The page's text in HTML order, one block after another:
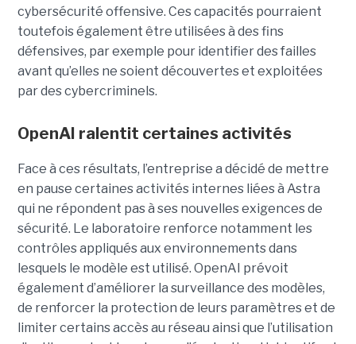
cybersécurité offensive. Ces capacités pourraient
toutefois également être utilisées à des fins
défensives, par exemple pour identifier des failles
avant qu’elles ne soient découvertes et exploitées
par des cybercriminels.
OpenAI ralentit certaines activités
Face à ces résultats, l’entreprise a décidé de mettre
en pause certaines activités internes liées à Astra
qui ne répondent pas à ses nouvelles exigences de
sécurité. Le laboratoire renforce notamment les
contrôles appliqués aux environnements dans
lesquels le modèle est utilisé. OpenAI prévoit
également d’améliorer la surveillance des modèles,
de renforcer la protection de leurs paramètres et de
limiter certains accès au réseau ainsi que l’utilisation